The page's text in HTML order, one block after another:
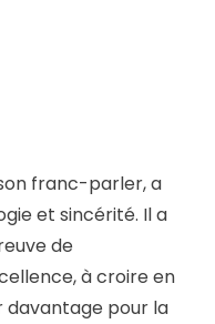
franc-parler, a
et sincérité. Il a
de
à croire en
davantage pour la